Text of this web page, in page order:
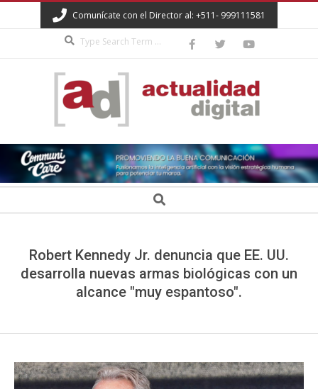
to
Comunícate con el Director al: +511- 999111581
ACTUALIDAD
DIGITAL Search
Robert Kennedy Jr. denuncia que EE. UU.
desarrolla nuevas armas biológicas con un
alcance "muy espantoso".